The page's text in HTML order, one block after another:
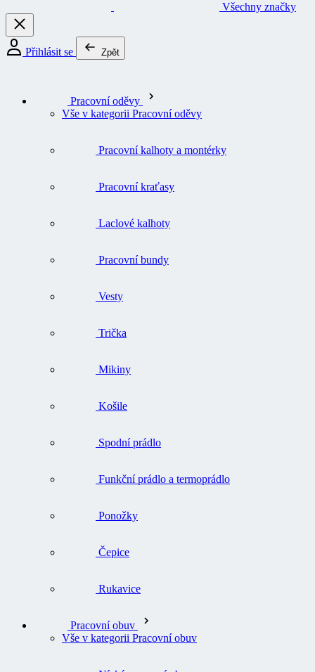
Všechny značky
Přihlásit se Zpět
Pracovní oděvy
Vše v kategorii Pracovní oděvy
Pracovní kalhoty a montérky
Pracovní kraťasy
Laclové kalhoty
Pracovní bundy
Vesty
Trička
Mikiny
Košile
Spodní prádlo
Funkční prádlo a termoprádlo
Ponožky
Čepice
Rukavice
Pracovní obuv
Vše v kategorii Pracovní obuv